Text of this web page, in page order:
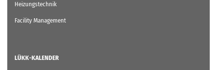
Heizungstechnik
Facility Management
LÜKK-KALENDER